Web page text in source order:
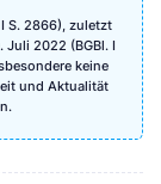
S. 2866), zuletzt
Juli 2022 (BGBl. I
keine
und Aktualität